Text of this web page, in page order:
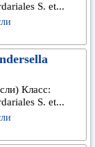
S. et...
Класс:
S. et...